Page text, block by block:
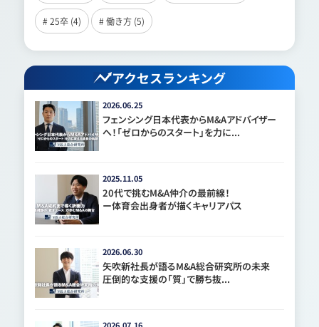
# 25卒 (4) # 働き方 (5)
アクセスランキング
2026.06.25
フェンシング日本代表からM&Aアドバイザー
へ！「ゼロからのスタート」を力に...
2025.11.05
20代で挑むM&A仲介の最前線！
ー体育会出身者が描くキャリアパス
2026.06.30
矢吹新社長が語るM&A総合研究所の未来
圧倒的な支援の「質」で勝ち抜...